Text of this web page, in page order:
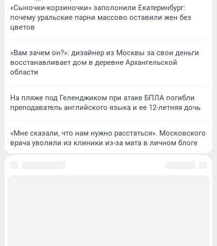
«Сыночки-корзиночки» заполонили Екатеринбург:
почему уральские парни массово оставили жен без
цветов
«Вам зачем он?»: дизайнер из Москвы за свои деньги
восстанавливает дом в деревне Архангельской
области
На пляже под Геленджиком при атаке БПЛА погибли
преподаватель английского языка и ее 12-летняя дочь
«Мне сказали, что нам нужно расстаться». Московского
врача уволили из клиники из-за мата в личном блоге